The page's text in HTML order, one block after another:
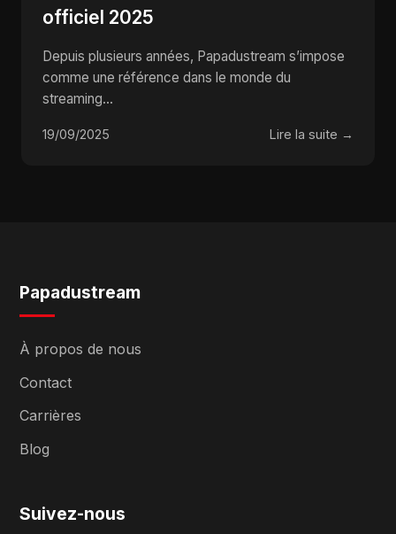
officiel 2025
Depuis plusieurs années, Papadustream s’impose
comme une référence dans le monde du
streaming...
19/09/2025 Lire la suite →
Papadustream
À propos de nous
Contact
Carrières
Blog
Suivez-nous